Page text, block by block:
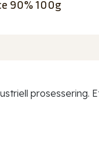
90% 100g
prosessering.